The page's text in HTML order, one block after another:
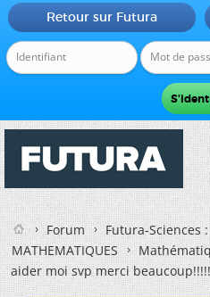
Retour sur Futura
Forum
Futura-Sciences
MATHEMATIQUES
aider moi svp merci